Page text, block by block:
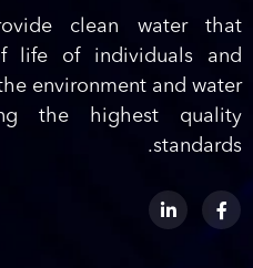
clean water that
life of individuals and
environment and water
the highest quality
standards.